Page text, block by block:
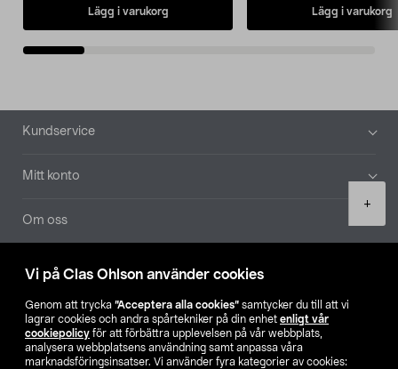
Vi på Clas Ohlson använder cookies
Genom att trycka ”Acceptera alla cookies” samtycker du till att vi
lagrar cookies och andra spårtekniker på din enhet enligt vår
cookiepolicy för att förbättra upplevelsen på vår webbplats,
analysera webbplatsens användning samt anpassa våra
marknadsföringsinsatser. Vi använder fyra kategorier av cookies:
+
Lägg i varukorg Lägg i varukorg
Sidfot
Kundservice
Mitt konto
Om oss
Aktuellt
Våra bolag
Hitta butik